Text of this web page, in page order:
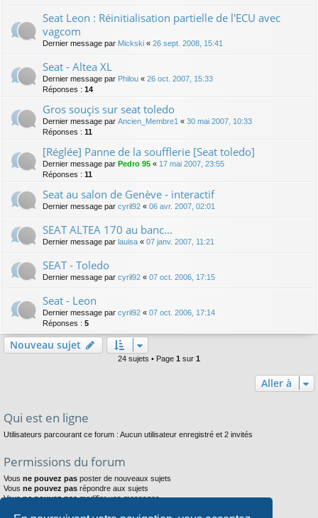
Seat Leon : Réinitialisation partielle de l'ECU avec
vagcom
Dernier message par Mickski « 26 sept. 2008, 15:41
Seat - Altea XL
Dernier message par Philou « 26 oct. 2007, 15:33
Réponses : 14
Gros souçis sur seat toledo
Dernier message par Ancien_Membre1 « 30 mai 2007, 10:33
Réponses : 11
[Réglée] Panne de la soufflerie [Seat toledo]
Dernier message par Pedro 95 « 17 mai 2007, 23:55
Réponses : 11
Seat au salon de Genève - interactif
Dernier message par cyril92 « 06 avr. 2007, 02:01
SEAT ALTEA 170 au banc...
Dernier message par lauisa « 07 janv. 2007, 11:21
SEAT - Toledo
Dernier message par cyril92 « 07 oct. 2006, 17:15
Seat - Leon
Dernier message par cyril92 « 07 oct. 2006, 17:14
Réponses : 5
Nouveau sujet
24 sujets • Page 1 sur 1
Aller à
Qui est en ligne
Utilisateurs parcourant ce forum : Aucun utilisateur enregistré et 2 invités
Permissions du forum
Vous ne pouvez pas poster de nouveaux sujets
Vous ne pouvez pas répondre aux sujets
Vousne pouvez pasmodifier vos messages